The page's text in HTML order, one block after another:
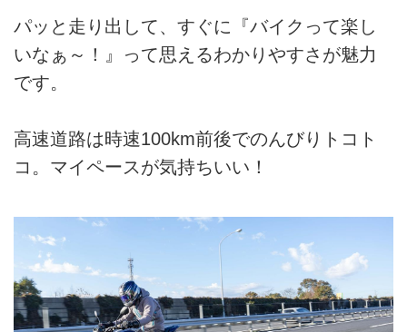
パッと走り出して、すぐに『バイクって楽し
いなぁ～！』って思えるわかりやすさが魅力
です。
高速道路は時速100km前後でのんびりトコト
コ。マイペースが気持ちいい！